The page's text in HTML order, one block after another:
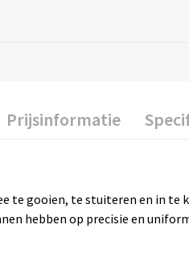
Prijsinformatie
te gooien, te stuiteren en in te
hebben op precisie en